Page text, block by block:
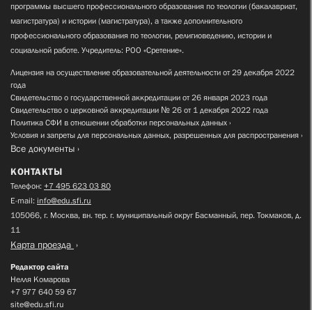
программы высшего профессионального образования по теологии (бакалавриат,
магистратура) и истории (магистратура), а также дополнительного
профессионального образования по теологии, религиоведению, истории и
социальной работе. Учредитель: РОО «Сретение».
Лицензия на осуществление образовательной деятельности от 29 декабря 2022
года
Свидетельство о государственной аккредитации от 26 января 2023 года
Свидетельство о церковной аккредитации № 26 от 1 декабря 2022 года
Политика СФИ в отношении обработки персональных данных
Условия и запреты для персональных данных, разрешенных для распространения
Все документы
КОНТАКТЫ
Телефон: +7 495 623 03 80
E-mail: info@edu.sfi.ru
105066, г. Москва, вн. тер. г. муниципальный округ Басманный, пер. Токмаков, д.
11
Карта проезда
Редактор сайта
Нелля Комарова
+7 977 640 59 67
site@edu.sfi.ru